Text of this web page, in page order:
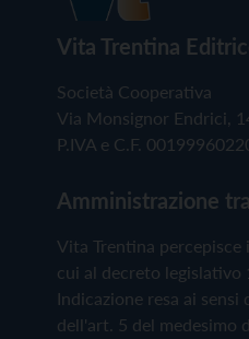
Vita Trentina
Società Cooperativa
Via Monsignor Endrici,
P.IVA e C.F.
Amministrazione
Vita Trentina
cui al decreto legislativo
Indicazione resa ai
dell'art. 5 del medesimo